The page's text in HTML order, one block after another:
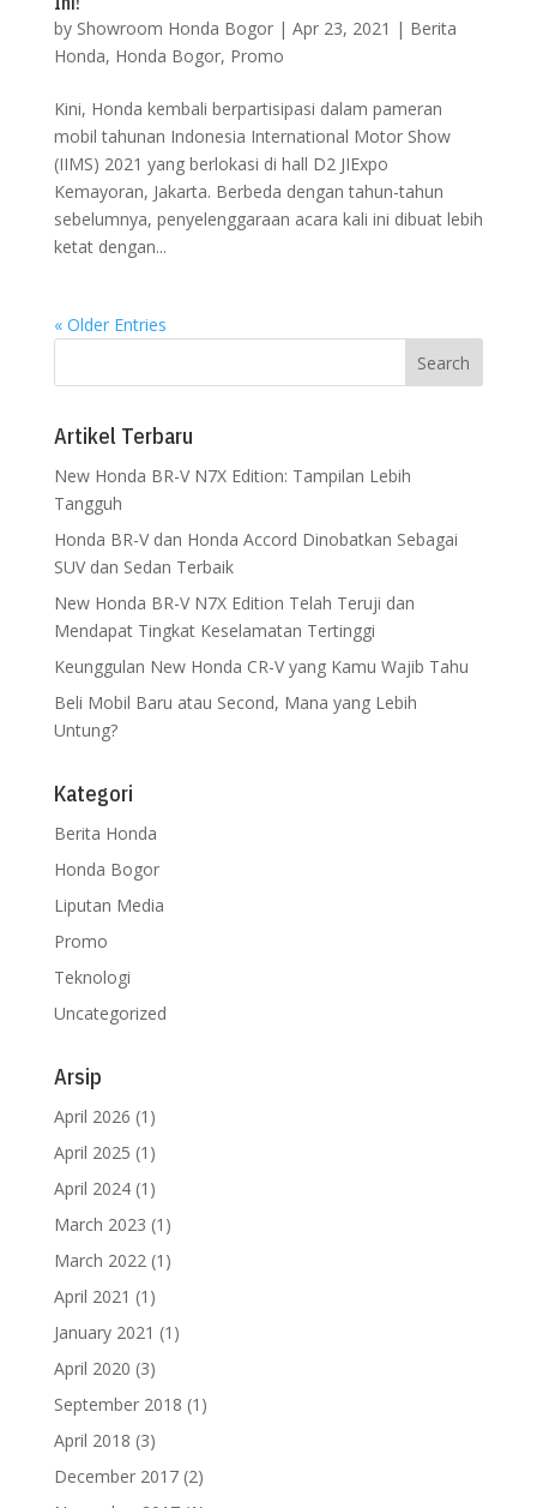
by Showroom Honda Bogor| Apr 23, 2021 | Berita
Honda, Honda Bogor, Promo
Kini, Honda kembali berpartisipasi dalam pameran
mobil tahunan Indonesia International Motor Show
(IIMS) 2021 yang berlokasi di hall D2 JIExpo
Kemayoran, Jakarta. Berbeda dengan tahun-tahun
sebelumnya, penyelenggaraan acara kali ini dibuat lebih
ketat dengan...
« Older Entries
Artikel Terbaru
New Honda BR-V N7X Edition: Tampilan Lebih
Tangguh
Honda BR-V dan Honda Accord Dinobatkan Sebagai
SUV dan Sedan Terbaik
New Honda BR-V N7X Edition Telah Teruji dan
Mendapat Tingkat Keselamatan Tertinggi
Keunggulan New Honda CR-V yang Kamu Wajib Tahu
Beli Mobil Baru atau Second, Mana yang Lebih
Untung?
Kategori
Berita Honda
Honda Bogor
Liputan Media
Promo
Teknologi
Uncategorized
Arsip
April 2026 (1)
April 2025 (1)
April 2024(1)
March 2023 (1)
March 2022 (1)
April 2021 (1)
January 2021 (1)
April 2020 (3)
September 2018 (1)
April 2018 (3)
December 2017(2)